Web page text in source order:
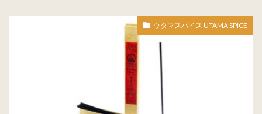
ウタマスパイス UTAMA SPICE